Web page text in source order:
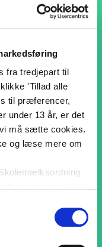
fra tredjepart til
'Tillad alle
til præferencer,
under 13 år, er det
må sætte cookies.
og læse mere om
Fantasi
ABC
Forårets
Lær om
Den
Rekord i
Lær om